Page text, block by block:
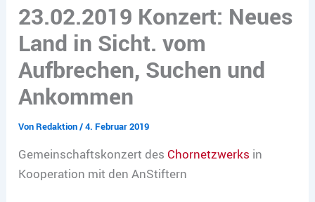
23.02.2019 Konzert: Neues
Land in Sicht. vom
Aufbrechen, Suchen und
Ankommen
VonRedaktion/4. Februar 2019
Gemeinschaftskonzert des Chornetzwerks in
Kooperation mit den AnStiftern